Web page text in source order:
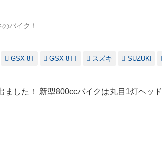
バイク！
GSX-8T GSX-8TT スズキ SUZUKI
ました！ 新型800ccバイクは丸目1灯ヘッ